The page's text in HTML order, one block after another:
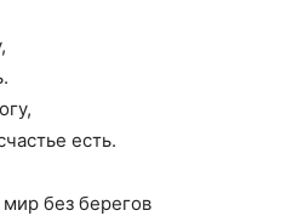
есть.
без берегов